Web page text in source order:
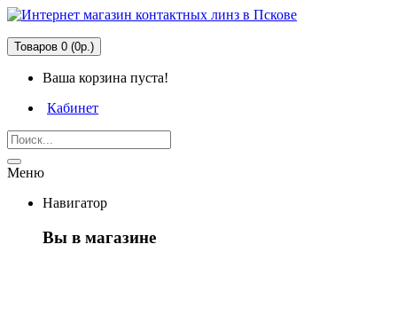
Товаров 0 (0р.)
Ваша корзина пуста!
Кабинет
Меню
Навигатор
Вы в магазине